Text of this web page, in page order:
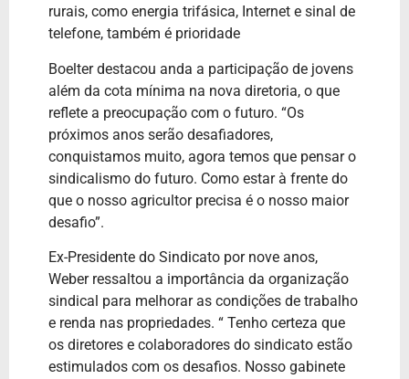
rurais, como energia trifásica, Internet e sinal de
telefone, também é prioridade
Boelter destacou anda a participação de jovens
além da cota mínima na nova diretoria, o que
reflete a preocupação com o futuro. “Os
próximos anos serão desafiadores,
conquistamos muito, agora temos que pensar o
sindicalismo do futuro. Como estar à frente do
que o nosso agricultor precisa é o nosso maior
desafio”.
Ex-Presidente do Sindicato por nove anos,
Weber ressaltou a importância da organização
sindical para melhorar as condições de trabalho
e renda nas propriedades. “ Tenho certeza que
os diretores e colaboradores do sindicato estão
estimulados com os desafios. Nosso gabinete